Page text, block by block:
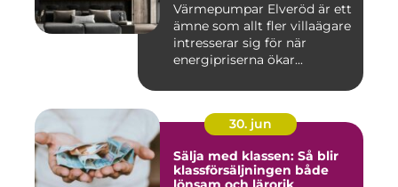
Värmepumpar Elveröd är ett
ämne som allt fler villaägare
intresserar sig för när
energipriserna ökar...
30. jun
Sälja med klassen: Så blir
klassförsäljningen både